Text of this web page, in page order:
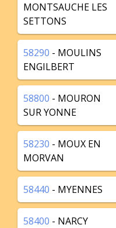
MONTSAUCHE LES
SETTONS
58290 - MOULINS
ENGILBERT
58800 - MOURON
SUR YONNE
58230 - MOUX EN
MORVAN
58440 - MYENNES
58400 - NARCY